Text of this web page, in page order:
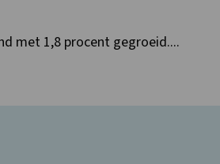
met 1,8 procent gegroeid....